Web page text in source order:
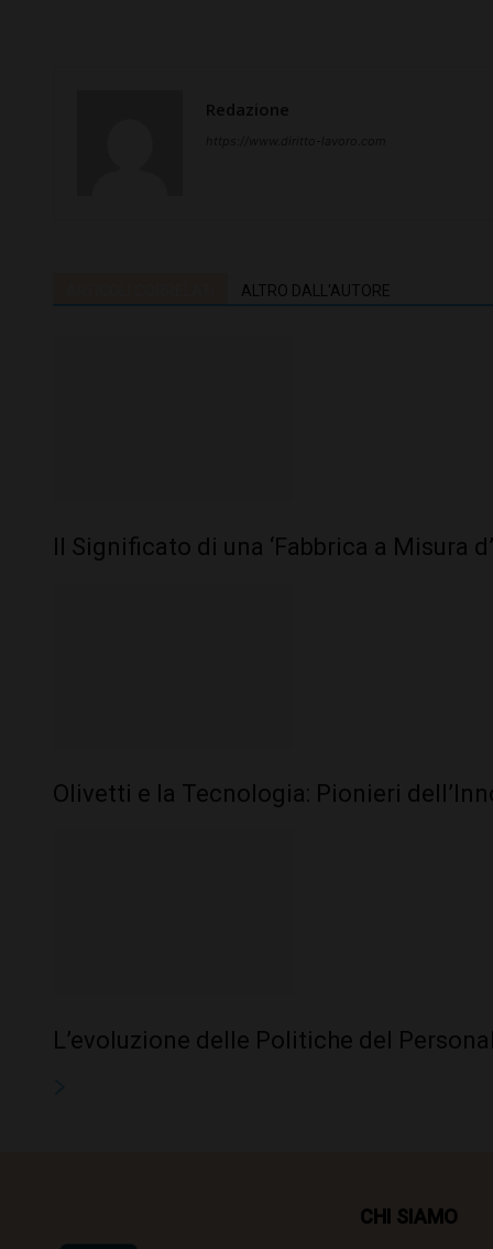
Redazione
ALTRO DALL'AUTORE
Il Significato di una ‘Fabbrica a Misura
Olivetti e la Tecnologia: Pionieri
L’evoluzione delle Politiche del
CHI SIAMO